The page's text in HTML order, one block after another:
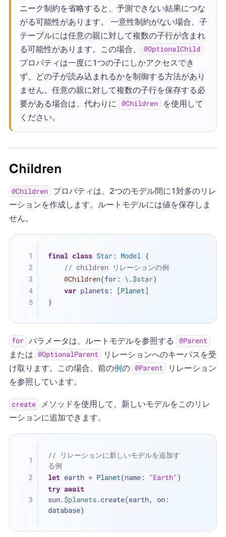
ニーク制約を省略すると、予測できない結果につな
がる可能性があります。 一意性制約がない場合、子
テーブルには任意の親に対して複数の子行が含まれ
る可能性があります。この場合、
@OptionalChild
プロパティは一度に1つの子にしかアクセスでき
ず、どの子が読み込まれるかを制御する方法があり
ません。任意の親に対して複数の子行を保存する必
要がある場合は、代わりに
@Children
を使用して
ください。
Children
@Children
プロパティは、2つのモデル間に1対多のリレ
ーションを作成します。ルートモデルには値を保存しま
せん。
final class Star: Model
{
// children リレーションの例
@Children(for: \.$star)
var planets: [Planet]
}
for パラメータは、ルートモデルを参照する @Parent
または @OptionalParent
リレーションへのキーパスを受
け取ります。この場合、前の例の @Parent
リレーション
を参照しています。
create
メソッドを使用して、新しいモデルをこのリレ
ーションに追加できます。
// リレーションに新しいモデルを追加す
る例
let earth = Planet(name: "Earth" )
try await
sun.$planets.create(earth, on:
database)